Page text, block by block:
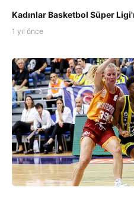
Kadınlar Basketbol Süper
1 yıl önce